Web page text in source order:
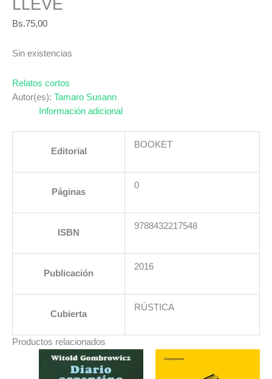
LLEVE
Bs.75,00
Sin existencias
Relatos cortos
Autor(es): Tamaro Susann
Información adicional
Editorial
BOOKET
Páginas
0
ISBN
9788432217548
Publicación
2016
Cubierta
RÚSTICA
Productos relacionados